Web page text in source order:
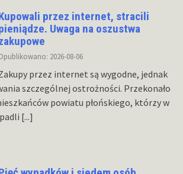
przez internet, stracili
Uwaga na oszustwa
2026-08-06
przez internet są wygodne, jednak
szczególnej ostrożności. Przekonało
powiatu płońskiego, którzy w
[...]